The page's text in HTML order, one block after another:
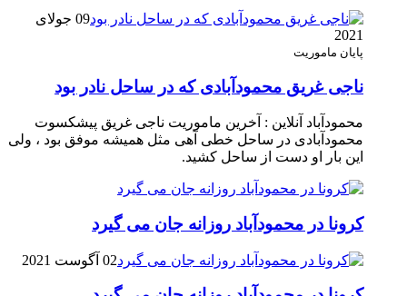
09 جولای
2021
پایان ماموریت
ناجی غریق محمودآبادی که در ساحل نادر بود
محمودآباد آنلاین : آخرین ماموریت ناجی غریق پیشکسوت
محمودآبادی در ساحل خطی آهی مثل همیشه موفق بود ، ولی
این بار او دست از ساحل کشید.
کرونا در محمودآباد روزانه جان می گیرد
02 آگوست 2021